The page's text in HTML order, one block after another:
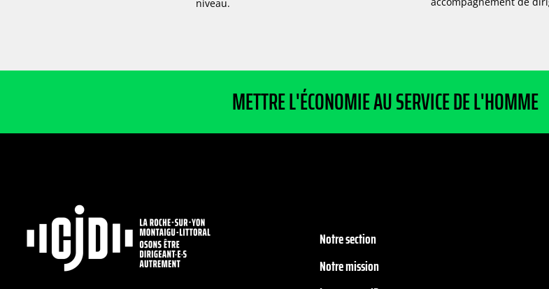
niveau. ​
METTRE L'ÉCONOMIE AU SERVICE DE L'HOMME
Notre section
Notre mission